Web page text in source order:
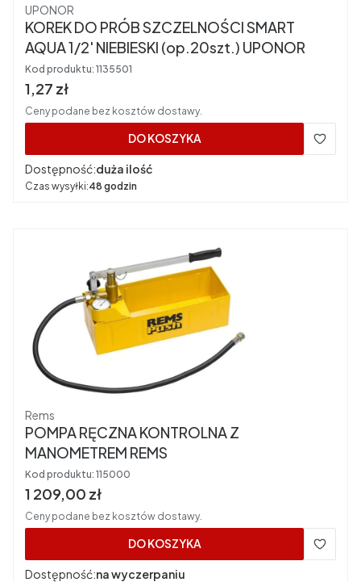
Producent
UPONOR
KOREK DO PRÓB SZCZELNOŚCI SMART
AQUA 1/2' NIEBIESKI (op.20szt.) UPONOR
Kod produktu: 1135501
Cena brutto
1,27 zł
Ceny podane bez kosztów dostawy.
DO KOSZYKA
Dostępność:duża ilość
Czas wysyłki:48 godzin
Producent
Rems
POMPA RĘCZNA KONTROLNA Z
MANOMETREM REMS
Kod produktu: 115000
Cena brutto
1 209,00 zł
Ceny podane bez kosztów dostawy.
DO KOSZYKA
Dostępność:na wyczerpaniu